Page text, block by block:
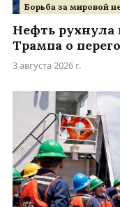
Борьба за мировой
Нефть рухнула
Трампа о
3 августа 2026 г.